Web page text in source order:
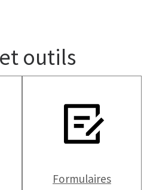
outils
Formulaires